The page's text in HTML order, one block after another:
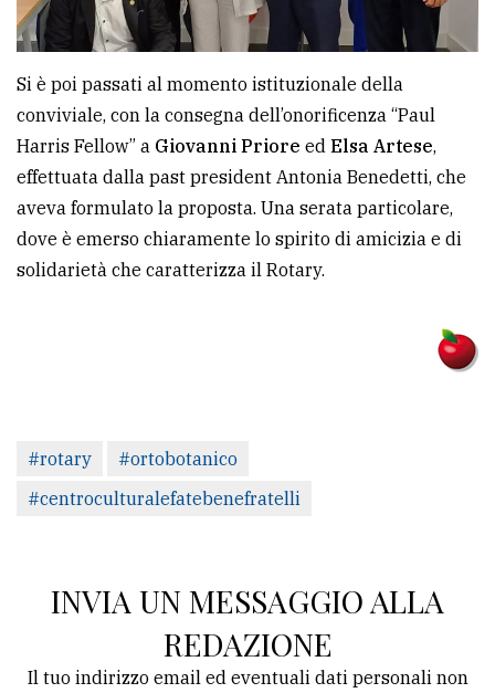
Si è poi passati al momento istituzionale della
conviviale, con la consegna dell’onorificenza “Paul
Harris Fellow” a Giovanni Priore ed Elsa Artese,
effettuata dalla past president Antonia Benedetti, che
aveva formulato la proposta. Una serata particolare,
dove è emerso chiaramente lo spirito di amicizia e di
solidarietà che caratterizza il Rotary.
#rotary
#ortobotanico
#centroculturalefatebenefratelli
INVIA UN MESSAGGIO ALLA
REDAZIONE
Il tuo indirizzo email ed eventuali dati personali non